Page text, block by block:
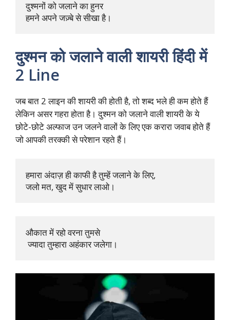
दुश्मनों को जलाने का हुनर
हमने अपने जज़्बे से सीखा है।
दुश्मन को जलाने वाली शायरी हिंदी में
2 Line
जब बात 2 लाइन की शायरी की होती है, तो शब्द भले ही कम होते हैं
लेकिन असर गहरा होता है। दुश्मन को जलाने वाली शायरी के ये
छोटे-छोटे अल्फाज उन जलने वालों के लिए एक करारा जवाब होते हैं
जो आपकी तरक्की से परेशान रहते हैं।
हमारा अंदाज़ ही काफी है तुम्हें जलाने के लिए,
जलो मत, खुद में सुधार लाओ।
औकात में रहो वरना तुमसे
ज्यादा तुम्हारा अहंकार जलेगा।